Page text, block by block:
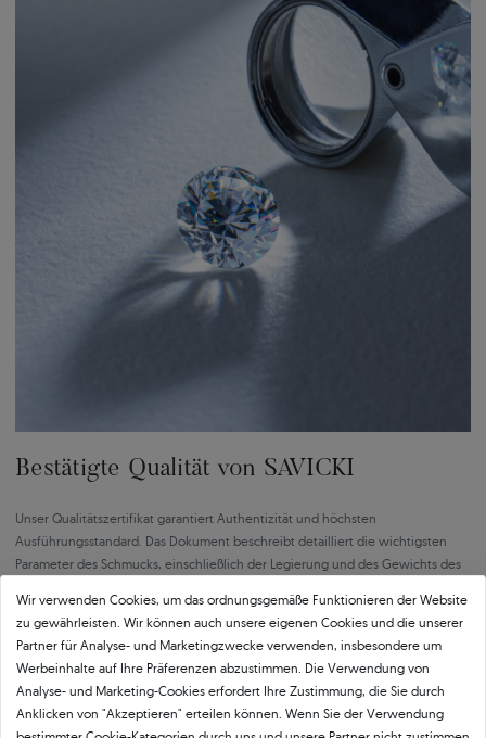
Ein wahrgewordener Traum
Einfach:
Perfekt aufeinander abgestimmter Schmuck
Schaffen Sie ein einzigartiges Set, das zu Ihrem Verlobungsring passt.
Wählen Sie Ohrringe, Anhänger oder Eheringe aus der Kollektion.
Bestätigte Qualität von SAVICKI
Unser Qualitätszertifikat garantiert Authentizität und höchsten
Ausführungsstandard. Das Dokument beschreibt detailliert die wichtigsten
Parameter des Schmucks, einschließlich der Legierung und des Gewichts des
Edelmetalls. Das SAVICKI-Zertifikat ist nicht nur eine formelle Bestätigung der
Qualität, sondern auch ein Beweis für die Kunstfertigkeit, Präzision und
Verantwortung, mit der wir jedes Schmuckstück herstellen.
Wir verwenden Cookies, um das ordnungsgemäße Funktionieren der Website
zu gewährleisten. Wir können auch unsere eigenen Cookies und die unserer
Partner für Analyse- und Marketingzwecke verwenden, insbesondere um
Werbeinhalte auf Ihre Präferenzen abzustimmen. Die Verwendung von
Analyse- und Marketing-Cookies erfordert Ihre Zustimmung, die Sie durch
Anklicken von "Akzeptieren" erteilen können. Wenn Sie der Verwendung